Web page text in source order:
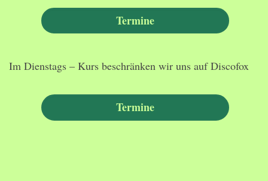
Im Dienstags – Kurs beschränken wir uns auf Discofox